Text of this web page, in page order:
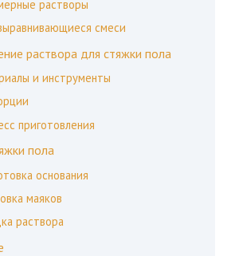
растворы
смеси
раствора для стяжки пола
и инструменты
приготовления
пола
основания
маяков
раствора